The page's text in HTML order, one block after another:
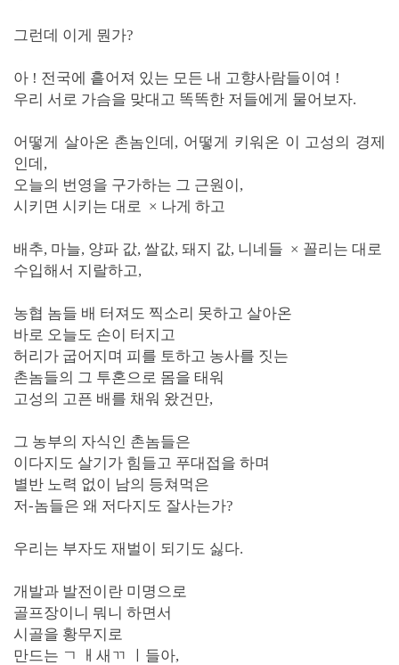
그런데 이게 뭔가?
아 ! 전국에 흩어져 있는 모든 내 고향사람들이여 !
우리 서로 가슴을 맞대고 똑똑한 저들에게 물어보자.
어떻게 살아온 촌놈인데, 어떻게 키워온 이 고성의 경제
인데,
오늘의 번영을 구가하는 그 근원이,
시키면 시키는 대로 × 나게 하고
배추, 마늘, 양파 값, 쌀값, 돼지 값, 니네들 × 꼴리는 대로
수입해서 지랄하고,
농협 놈들 배 터져도 찍소리 못하고 살아온
바로 오늘도 손이 터지고
허리가 굽어지며 피를 토하고 농사를 짓는
촌놈들의 그 투혼으로 몸을 태워
고성의 고픈 배를 채워 왔건만,
그 농부의 자식인 촌놈들은
이다지도 살기가 힘들고 푸대접을 하며
별반 노력 없이 남의 등쳐먹은
저-놈들은 왜 저다지도 잘사는가?
우리는 부자도 재벌이 되기도 싫다.
개발과 발전이란 미명으로
골프장이니 뭐니 하면서
시골을 황무지로
만드는 ㄱ ㅐ새ㄲ ㅣ들아,